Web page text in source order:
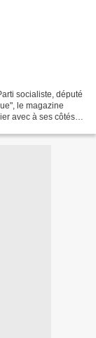
socialiste, député
le magazine
avec à ses côtés